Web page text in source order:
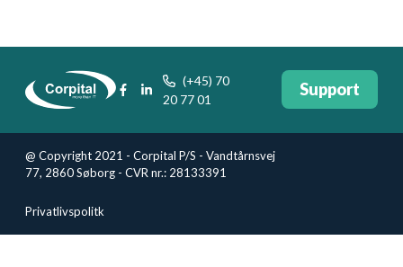
(+45) 70
20 77 01
Support
@ Copyright 2021 - Corpital P/S - Vandtårnsvej
77, 2860 Søborg - CVR nr.: 28133391
Privatlivspolitk